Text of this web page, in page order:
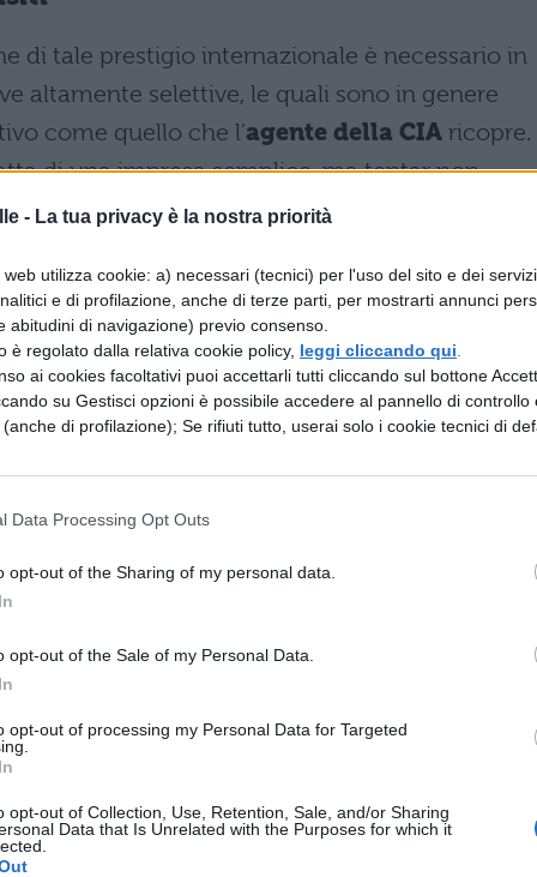
- La tua privacy è la nostra priorità
utilizza cookie: a) necessari (tecnici) per l'uso del sito e dei
e di profilazione, anche di terze parti, per mostrarti annunci
abitudini di navigazione) previo consenso.
è regolato dalla relativa cookie policy, leggi cliccando qui
ai cookies facoltativi puoi accettarli tutti cliccando sul bottone
su Gestisci opzioni è possibile accedere al pannello di controllo
di profilazione); Se rifiuti tutto, userai solo i cookie tecnici di
Data Processing Opt Outs
opt-out of the Sharing of my personal data.
opt-out of the Sale of my Personal Data.
opt-out of processing my Personal Data for Targeted
opt-out of Collection, Use, Retention, Sale, and/or Sharing
Data that Is Unrelated with the Purposes for which it
di tale prestigio internazionale è necessario in
altamente selettive, le quali sono in genere
come quello che l’agente della CIA ricopre.
di una impresa semplice, ma tentar non
devono possedere un requisito particolare:
e superare questo ostacolo. All’interno
ma anche impiegati d’ufficio, la CIA
per avere ulteriori informazioni.
di domanda per essere assunti. All’interno
tutti i requisiti richiesti e specificare di non
quali sono le posizioni per cui candidarsi.
per cui candidarsi
della CIA, vi è anche un importante reparto di
per quasi tutti questi reparti si trova a
per lo più dei dati, immagini, mappe,
in tutte le lingue parlate sul globo terrestre,
per cui ci si può candidare all’interno